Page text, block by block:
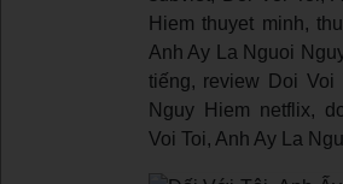
Hiem thuyet minh,
Anh Ay La Nguoi
tiếng, review Doi Voi
Nguy Hiem netflix,
Voi Toi, Anh Ay La